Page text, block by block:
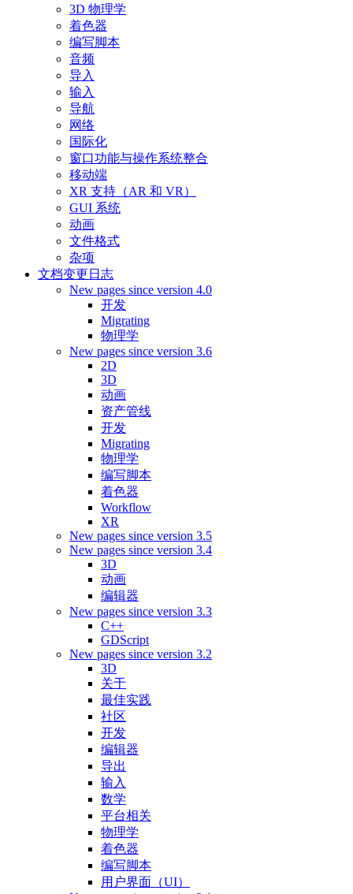
3D 物理学
着色器
编写脚本
音频
导入
输入
导航
网络
国际化
窗口功能与操作系统整合
移动端
XR 支持（AR 和 VR）
GUI 系统
动画
文件格式
杂项
文档变更日志
New pages since version 4.0
开发
Migrating
物理学
New pages since version 3.6
2D
3D
动画
资产管线
开发
Migrating
物理学
编写脚本
着色器
Workflow
XR
New pages since version 3.5
New pages since version 3.4
3D
动画
编辑器
New pages since version 3.3
C++
GDScript
New pages since version 3.2
3D
关于
最佳实践
社区
开发
编辑器
导出
输入
数学
平台相关
物理学
着色器
编写脚本
用户界面（UI）